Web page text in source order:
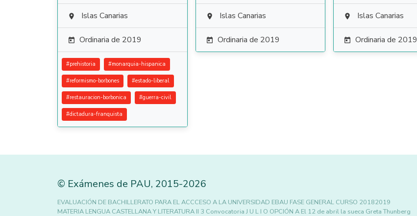
 Islas Canarias
 Ordinaria de 2019
#prehistoria #monarquia-hispanica
#reformismo-borbones #estado-liberal
#restauracion-borbonica #guerra-civil
#dictadura-franquista
 Islas Canarias
 Ordinaria de 2019
 Islas Canarias
 Ordinaria de 2019
© Exámenes de PAU, 2015-2026
EVALUACIÓN DE BACHILLERATO PARA EL ACCCESO A LA UNIVERSIDAD EBAU FASE GENERAL CURSO 20182019
MATERIA LENGUA CASTELLANA Y LITERATURA II 3 Convocatoria J U L I O OPCIÓN A El 12 de abril la sueca Greta Thunberg